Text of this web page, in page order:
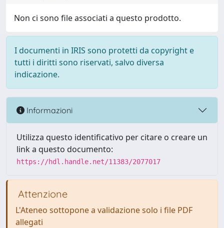
Non ci sono file associati a questo prodotto.
I documenti in IRIS sono protetti da copyright e
tutti i diritti sono riservati, salvo diversa
indicazione.
Informazioni
Utilizza questo identificativo per citare o creare un
link a questo documento:
https://hdl.handle.net/11383/2077017
Attenzione
L'Ateneo sottopone a validazione solo i file PDF
allegati